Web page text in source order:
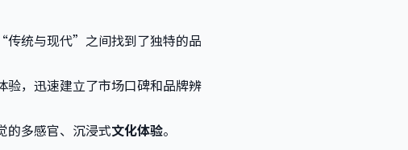
传统与现代”之间找到了独特的品
，迅速建立了市场口碑和品牌辨
的多感官、沉浸式文化体验。